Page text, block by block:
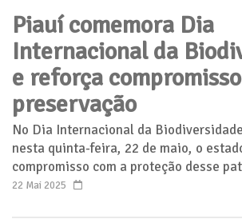
Piauí comemora Dia
Internacional da
e reforça
preservação
No Dia Internacional da
nesta quinta-feira, 22 de maio, o
compromisso com a proteção desse
22 Mai 2025